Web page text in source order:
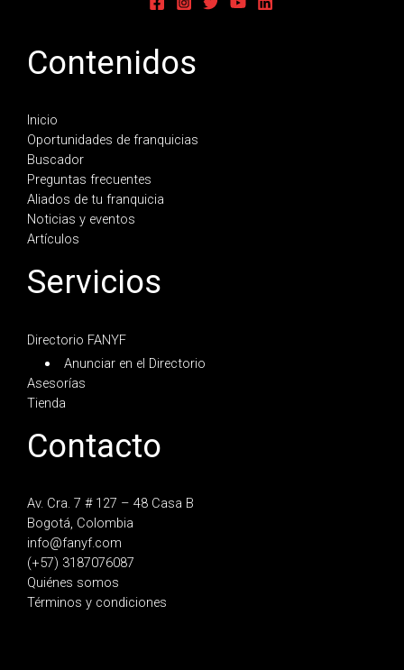
Contenidos
Inicio
Oportunidades de franquicias
Buscador
Preguntas frecuentes
Aliados de tu franquicia
Noticias y eventos
Artículos
Servicios
Directorio FANYF
Anunciar en el Directorio
Asesorías
Tienda
Contacto
Av. Cra. 7 # 127 – 48 Casa B
Bogotá, Colombia
info@fanyf.com
(+57) 3187076087
Quiénes somos
Términos y condiciones